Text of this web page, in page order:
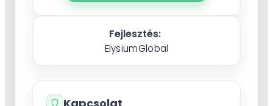
Fejlesztés:
ElysiumGlobal